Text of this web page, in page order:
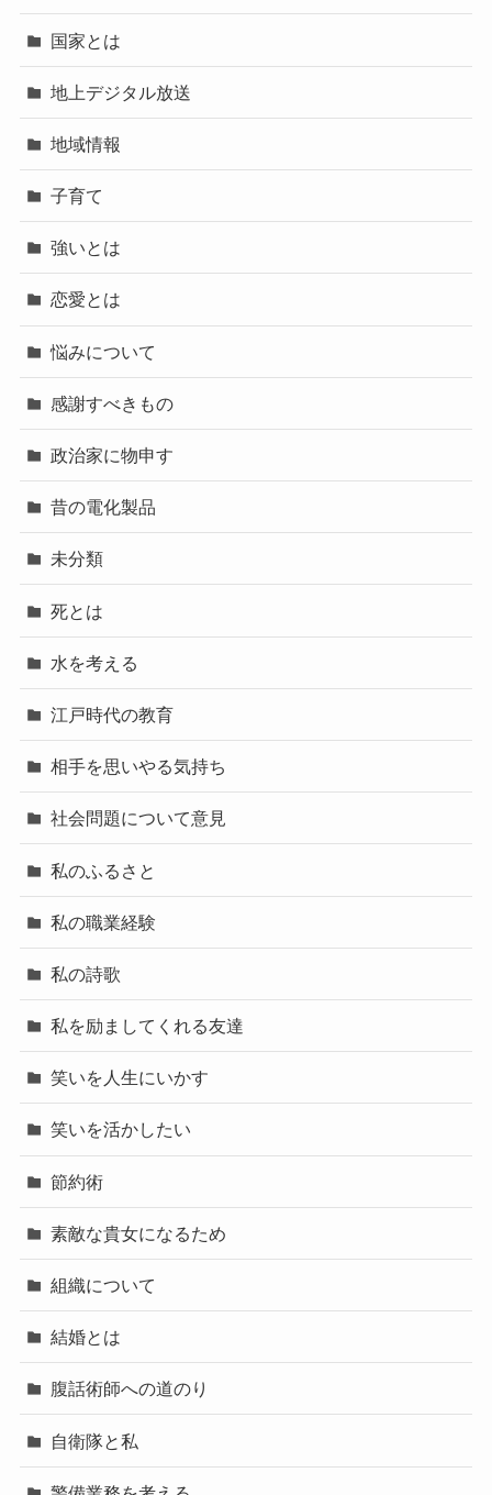
国家とは
地上デジタル放送
地域情報
子育て
強いとは
恋愛とは
悩みについて
感謝すべきもの
政治家に物申す
昔の電化製品
未分類
死とは
水を考える
江戸時代の教育
相手を思いやる気持ち
社会問題について意見
私のふるさと
私の職業経験
私の詩歌
私を励ましてくれる友達
笑いを人生にいかす
笑いを活かしたい
節約術
素敵な貴女になるため
組織について
結婚とは
腹話術師への道のり
自衛隊と私